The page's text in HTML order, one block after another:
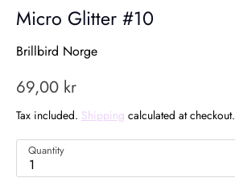
Micro Glitter #10
Brillbird Norge
69,00 kr
Tax included. Shipping calculated at checkout.
Quantity
1